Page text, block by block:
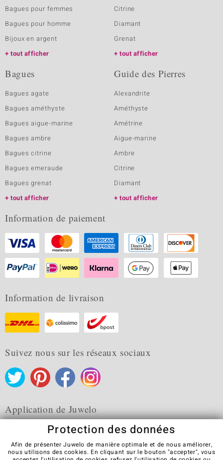
Bagues pour femmes
Bagues pour homme
Bijoux en argent
tout afficher
Citrine
Diamant
Grenat
tout afficher
Bagues
Bagues agate
Bagues améthyste
Bagues aigue-marine
Bagues ambre
Bagues citrine
Bagues emeraude
Bagues grenat
tout afficher
Guide des Pierres
Alexandrite
Améthyste
Amétrine
Aigue-marine
Ambre
Citrine
Diamant
tout afficher
Information de paiement
Information de livraison
Suivez nous sur les réseaux sociaux
Application de Juwelo
Protection des données
Afin de présenter Juwelo de manière optimale et de nous améliorer,
nous utilisons des cookies. En cliquant sur le bouton "accepter", vous